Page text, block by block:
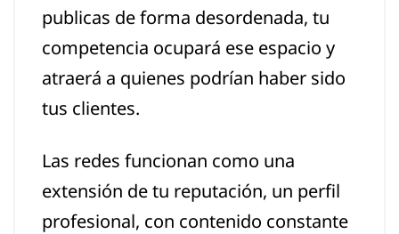
publicas de forma desordenada, tu
competencia ocupará ese espacio y
atraerá a quienes podrían haber sido
tus clientes.
Las redes funcionan como una
extensión de tu reputación, un perfil
profesional, con contenido constante